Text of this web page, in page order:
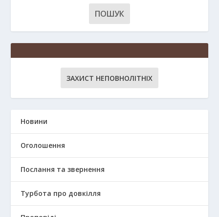
ЗАХИСТ НЕПОВНОЛІТНІХ
Новини
Оголошення
Послання та звернення
Турбота про довкілля